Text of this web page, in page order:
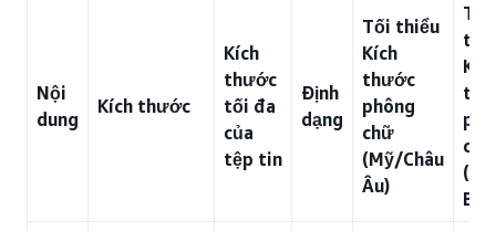
Nội
dung
Kích thước
Kích
thước
tối đa
của
tệp tin
Định
dạng
Tối thiểu
Kích
thước
phông
chữ
(Mỹ/Châu
Âu)
Tối
chữ